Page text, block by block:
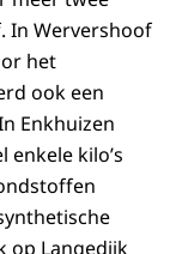
In Wervershoof
het
ook een
Enkhuizen
kilo’s
op Langedijk